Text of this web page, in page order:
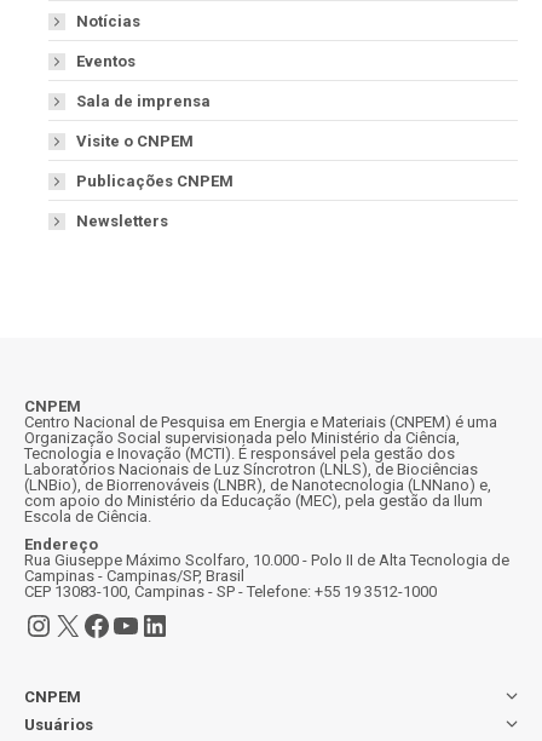
Notícias
Eventos
Sala de imprensa
Visite o CNPEM
Publicações CNPEM
Newsletters
CNPEM
Centro Nacional de Pesquisa em Energia e Materiais (CNPEM) é uma
Organização Social supervisionada pelo Ministério da Ciência,
Tecnologia e Inovação (MCTI). É responsável pela gestão dos
Laboratórios Nacionais de Luz Síncrotron (LNLS), de Biociências
(LNBio), de Biorrenováveis (LNBR), de Nanotecnologia (LNNano) e,
com apoio do Ministério da Educação (MEC), pela gestão da Ilum
Escola de Ciência.
Endereço
Rua Giuseppe Máximo Scolfaro, 10.000 - Polo II de Alta Tecnologia de
Campinas - Campinas/SP, Brasil
CEP 13083-100, Campinas - SP - Telefone: +55 19 3512-1000
Instagram
X Facebook
Youtube
LinkedIn
CNPEM
Usuários